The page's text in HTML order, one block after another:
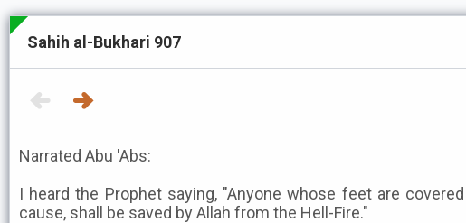
Sahih al-Bukhari 907
Narrated Abu 'Abs:
I heard the Prophet saying, "Anyone whose feet are
cause, shall be saved by Allah from the Hell-Fire."